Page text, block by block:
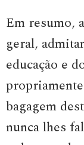
Em resumo,
geral,
educação e
bagagem
nunca lhes